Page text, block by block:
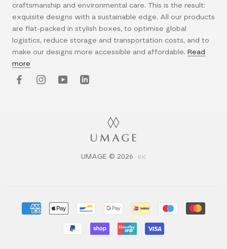
craftsmanship and environmental care. This is the result:
exquisite designs with a sustainable edge. All our products
are flat-packed in stylish boxes, to optimise global
logistics, reduce storage and transportation costs, and to
make our designs more accessible and affordable. Read
more
UMAGE © 2026